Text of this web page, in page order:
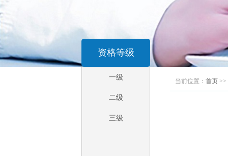
资格等级
一级
二级
三级
当前位置： 首页 >>